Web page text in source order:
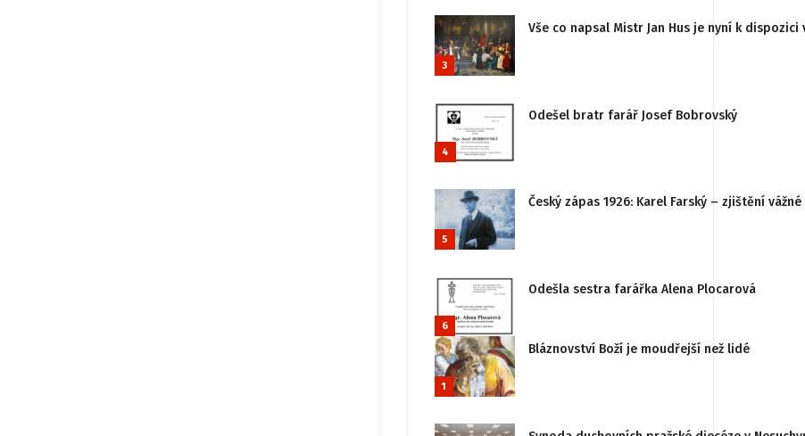
3
Vše co napsal Mistr Jan Hus je nyní k
4
Odešel bratr farář Josef Bobrovský
5
Český zápas 1926: Karel Farský – zjištění
6
Odešla sestra farářka Alena Plocarová
1
Bláznovství Boží je moudřejší než lidé